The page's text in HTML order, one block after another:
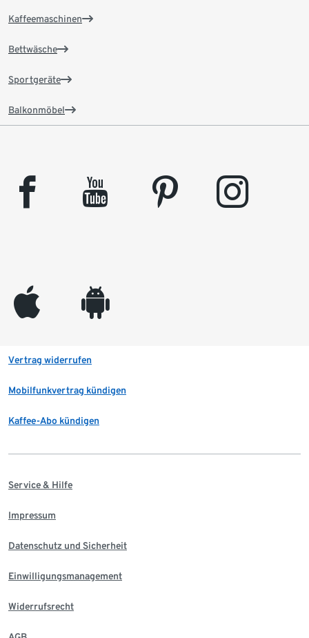
Kaffeemaschinen
Bettwäsche
Sportgeräte
Balkonmöbel
facebook youtube pinterest instagram
appleinc android
Vertrag widerrufen
Mobilfunkvertrag kündigen
Kaffee-Abo kündigen
Service & Hilfe
Impressum
Datenschutz und Sicherheit
Einwilligungsmanagement
Widerrufsrecht